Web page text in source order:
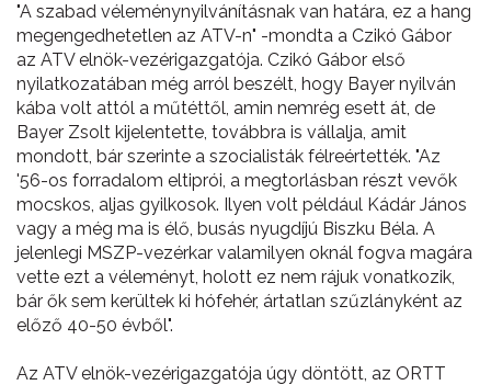
"A szabad véleménynyilvánításnak van határa, ez a hang
megengedhetetlen az ATV-n" -mondta a Czikó Gábor
az ATV elnök-vezérigazgatója. Czikó Gábor első
nyilatkozatában még arról beszélt, hogy Bayer nyilván
kába volt attól a műtéttől, amin nemrég esett át, de
Bayer Zsolt kijelentette, továbbra is vállalja, amit
mondott, bár szerinte a szocialisták félreértették. "Az
'56-os forradalom eltiprói, a megtorlásban részt vevők
mocskos, aljas gyilkosok. Ilyen volt például Kádár János
vagy a még ma is élő, busás nyugdíjú Biszku Béla. A
jelenlegi MSZP-vezérkar valamilyen oknál fogva magára
vette ezt a véleményt, holott ez nem rájuk vonatkozik,
bár ők sem kerültek ki hófehér, ártatlan szűzlányként az
előző 40-50 évből".
Az ATV elnök-vezérigazgatója úgy döntött, az ORTT